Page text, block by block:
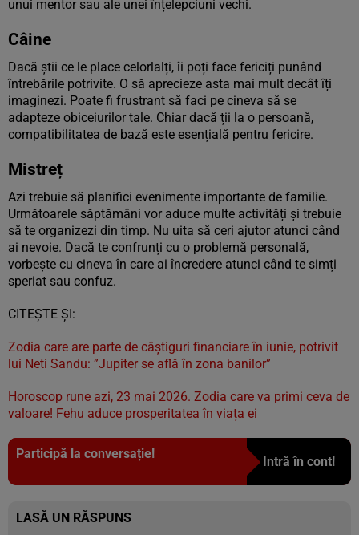
unui mentor sau ale unei înțelepciuni vechi.
Câine
Dacă știi ce le place celorlalți, îi poți face fericiți punând
întrebările potrivite. O să aprecieze asta mai mult decât îți
imaginezi. Poate fi frustrant să faci pe cineva să se
adapteze obiceiurilor tale. Chiar dacă ții la o persoană,
compatibilitatea de bază este esențială pentru fericire.
Mistreț
Azi trebuie să planifici evenimente importante de familie.
Următoarele săptămâni vor aduce multe activități și trebuie
să te organizezi din timp. Nu uita să ceri ajutor atunci când
ai nevoie. Dacă te confrunți cu o problemă personală,
vorbește cu cineva în care ai încredere atunci când te simți
speriat sau confuz.
CITEȘTE ȘI:
Zodia care are parte de câștiguri financiare în iunie, potrivit
lui Neti Sandu: ”Jupiter se află în zona banilor”
Horoscop rune azi, 23 mai 2026. Zodia care va primi ceva de
valoare! Fehu aduce prosperitatea în viața ei
Participă la conversație!
Intră în cont!
LASĂ UN RĂSPUNS